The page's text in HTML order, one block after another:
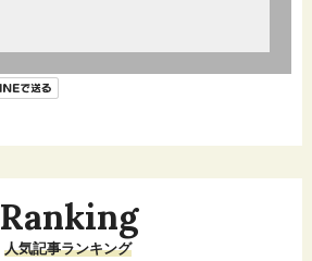
Ranking
人気記事ランキング